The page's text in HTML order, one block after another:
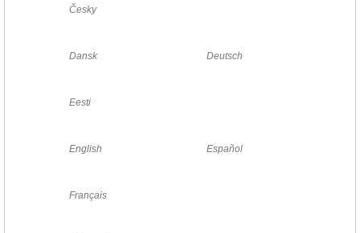
Česky
Dansk Deutsch
Eesti
English Español
Français